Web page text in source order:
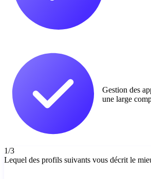
Gestion des
une large
1/3
Lequel des profils suivants vous décrit le